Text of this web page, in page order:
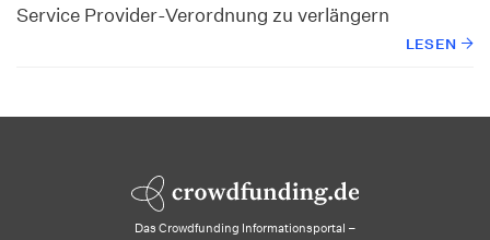
Service Provider-Verordnung zu verlängern
LESEN
Das Crowdfunding Informationsportal –